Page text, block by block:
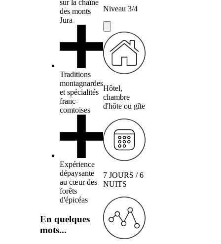
sur la chaîne
des monts
Jura
Traditions
montagnardes
et spécialités
franc-
comtoises
Expérience
dépaysante
au cœur des
forêts
d'épicéas
En quelques
mots...
Niveau 3/4
Hôtel,
chambre
d'hôte ou gîte
7 JOURS / 6
NUITS